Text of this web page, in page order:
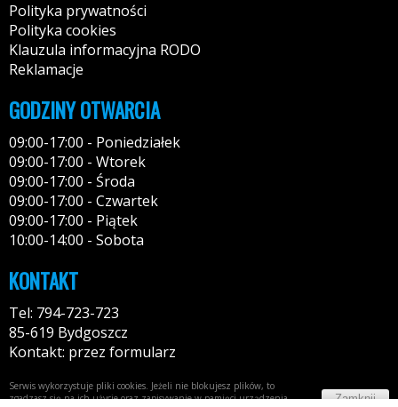
Polityka prywatności
Polityka cookies
Klauzula informacyjna RODO
Reklamacje
GODZINY OTWARCIA
09:00-17:00 - Poniedziałek
09:00-17:00 - Wtorek
09:00-17:00 - Środa
09:00-17:00 - Czwartek
09:00-17:00 - Piątek
10:00-14:00 - Sobota
KONTAKT
Tel: 794-723-723
85-619 Bydgoszcz
Kontakt: przez formularz
Serwis wykorzystuje pliki cookies. Jeżeli nie blokujesz plików, to
zgadzasz się na ich użycie oraz zapisywanie w pamięci urządzenia.
Zamknij